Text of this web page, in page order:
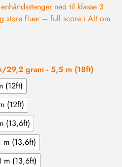
ned til klasse 3.
store fluer – full score i Alt om
29,2 gram - 5,5 m (18ft)
(12ft)
(12ft)
(13,6ft)
(13,6ft)
m (13,6ft)